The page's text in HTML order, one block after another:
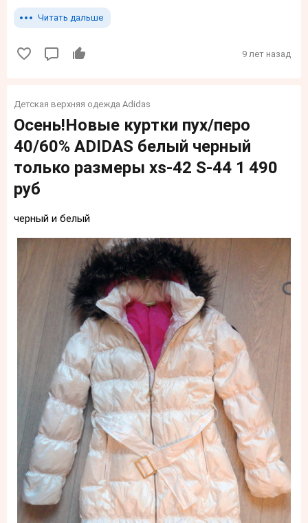
Читать дальше
9 лет назад
Детская верхняя одежда Adidas
Осень!Новые куртки пух/перо
40/60% ADIDAS белый черный
только размеры xs-42 S-44 1 490
руб
черный и белый